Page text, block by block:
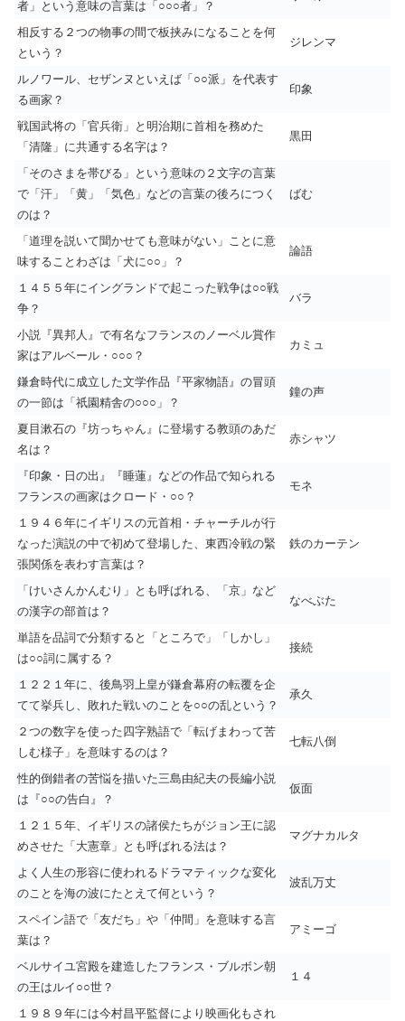
者」という意味の言葉は「○○○者」？
相反する２つの物事の間で板挟みになることを何
という？
ジレンマ
ルノワール、セザンヌといえば「○○派」を代表す
る画家？
印象
戦国武将の「官兵衛」と明治期に首相を務めた
「清隆」に共通する名字は？
黒田
「そのさまを帯びる」という意味の２文字の言葉
で「汗」「黄」「気色」などの言葉の後ろにつく
のは？
ばむ
「道理を説いて聞かせても意味がない」ことに意
味することわざは「犬に○○」？
論語
１４５５年にイングランドで起こった戦争は○○戦
争？
バラ
小説『異邦人』で有名なフランスのノーベル賞作
家はアルベール・○○○？
カミュ
鎌倉時代に成立した文学作品『平家物語』の冒頭
の一節は「祇園精舎の○○○」？
鐘の声
夏目漱石の『坊っちゃん』に登場する教頭のあだ
名は？
赤シャツ
『印象・日の出』『睡蓮』などの作品で知られる
フランスの画家はクロード・○○？
モネ
１９４６年にイギリスの元首相・チャーチルが行
なった演説の中で初めて登場した、東西冷戦の緊
張関係を表わす言葉は？
鉄のカーテン
「けいさんかんむり」とも呼ばれる、「京」など
の漢字の部首は？
なべぶた
単語を品詞で分類すると「ところで」「しかし」
は○○詞に属する？
接続
１２２１年に、後鳥羽上皇が鎌倉幕府の転覆を企
てて挙兵し、敗れた戦いのことを○○の乱という？
承久
２つの数字を使った四字熟語で「転げまわって苦
しむ様子」を意味するのは？
七転八倒
性的倒錯者の苦悩を描いた三島由紀夫の長編小説
は『○○の告白』？
仮面
１２１５年、イギリスの諸侯たちがジョン王に認
めさせた「大憲章」とも呼ばれる法は？
マグナカルタ
よく人生の形容に使われるドラマティックな変化
のことを海の波にたとえて何という？
波乱万丈
スペイン語で「友だち」や「仲間」を意味する言
葉は？
アミーゴ
ベルサイユ宮殿を建造したフランス・ブルボン朝
の王はルイ○○世？
１４
１９８９年には今村昌平監督により映画化もされ